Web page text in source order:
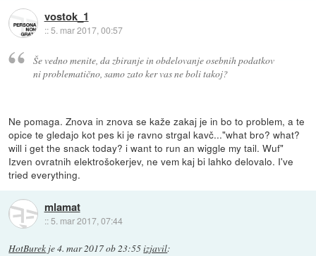
vostok_1
::5. mar 2017, 00:57
Še vedno menite, da zbiranje in obdelovanje osebnih podatkov
ni problematično, samo zato ker vas ne boli takoj?
Ne pomaga. Znova in znova se kaže zakaj je in bo to problem, a te
opice te gledajo kot pes ki je ravno strgal kavč..."what bro? what?
will i get the snack today? i want to run an wiggle my tail. Wuf"
Izven ovratnih elektrošokerjev, ne vem kaj bi lahko delovalo. I've
tried everything.
mlamat
:: 5. mar 2017, 07:44
HotBurek je4. mar 2017 ob 23:55izjavil: